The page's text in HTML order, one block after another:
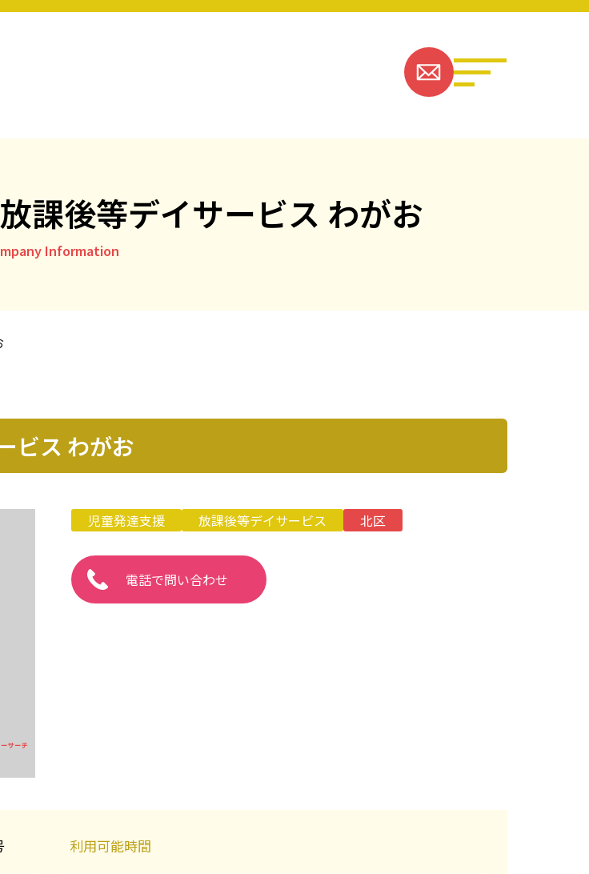
お問い合わせ
課後等デイサービス わがお
Information
ビス わがお
児童発達支援 放課後等デイサービス 北区
電話で問い合わせ
利用可能時間